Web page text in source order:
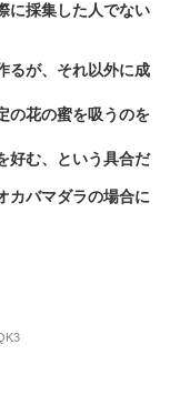
に採集した人でない
るが、それ以外に成
の花の蜜を吸うのを
好む、という具合だ
カバマダラの場合に